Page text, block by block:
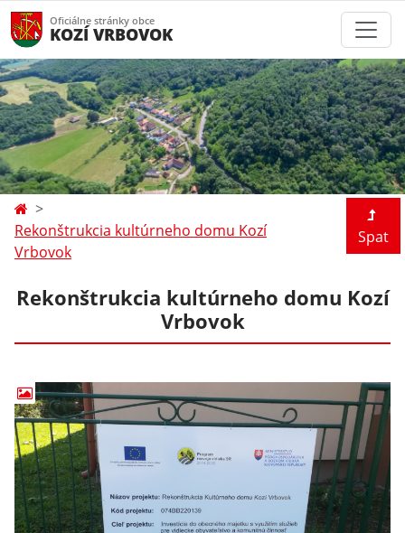
Oficiálne stránky obce
KOZÍ VRBOVOK
Rekonštrukcia kultúrneho domu Kozí
Vrbovok
Spat
Rekonštrukcia kultúrneho domu Kozí
Vrbovok